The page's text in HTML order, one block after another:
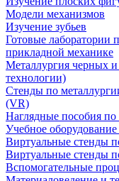
Модели механизмов
Изучение зубьев
Готовые лаборатории
прикладной механике
Металлургия черных
технологии)
Cтенды по
(VR)
Наглядные пособия по
Учебное
Виртуальные стенды
Виртуальные стенды
Вспомогательные